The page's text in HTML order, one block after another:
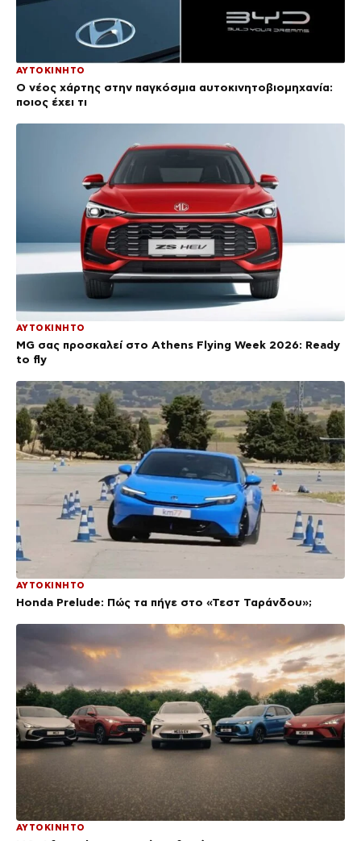
ΑΥΤΟΚΙΝΗΤΟ
Ο νέος χάρτης στην παγκόσμια αυτοκινητοβιομηχανία:
ποιος έχει τι
ΑΥΤΟΚΙΝΗΤΟ
MG σας προσκαλεί στο Athens Flying Week 2026: Ready
to fly
ΑΥΤΟΚΙΝΗΤΟ
Honda Prelude: Πώς τα πήγε στο «Τεστ Ταράνδου»;
ΑΥΤΟΚΙΝΗΤΟ